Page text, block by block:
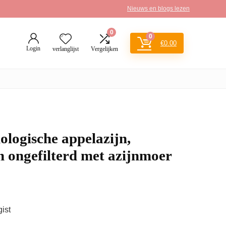
Nieuws en blogs lezen
Login verlanglijst
0
Vergelijken
0
€0.00
appelazijn,
ongefilterd met azijnmoer